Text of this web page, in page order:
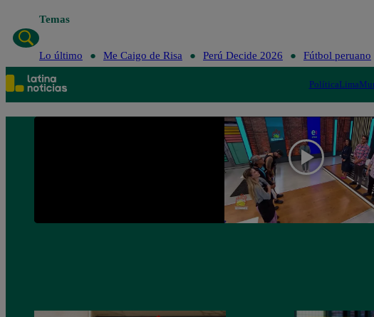
Temas
Lo último Me Caigo de Risa Perú Decide 2026 Fútbol peruano
PolíticaLima